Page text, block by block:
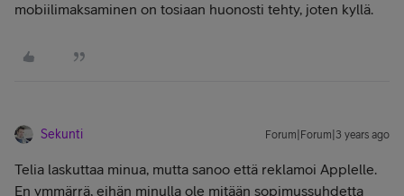
mobiilimaksaminen on tosiaan huonosti tehty, joten kyllä.
Sekunti Forum|Forum|3 years ago
Telia laskuttaa minua, mutta sanoo että reklamoi Applelle.
En ymmärrä, eihän minulla ole mitään sopimussuhdetta